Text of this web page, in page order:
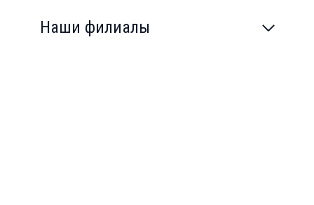
Наши филиалы